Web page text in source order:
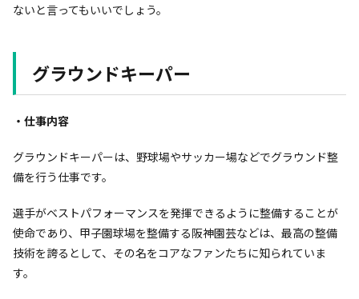
ないと言ってもいいでしょう。
グラウンドキーパー
・仕事内容
グラウンドキーパーは、野球場やサッカー場などでグラウンド整
備を行う仕事です。
選手がベストパフォーマンスを発揮できるように整備することが
使命であり、甲子園球場を整備する阪神園芸などは、最高の整備
技術を誇るとして、その名をコアなファンたちに知られていま
す。